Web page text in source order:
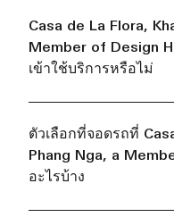
Casa de La Flora,
Member of Design
เข้าใช้บริการหรือไม่
ตัวเลือกที่จอดรถที่
Phang Nga, a
อะไรบ้าง